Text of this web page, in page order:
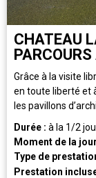
CHATEAU
Grâce à la visite
en toute liberté et
les pavillons
Durée : à la 1/2
Moment de la
Type de
Prestation